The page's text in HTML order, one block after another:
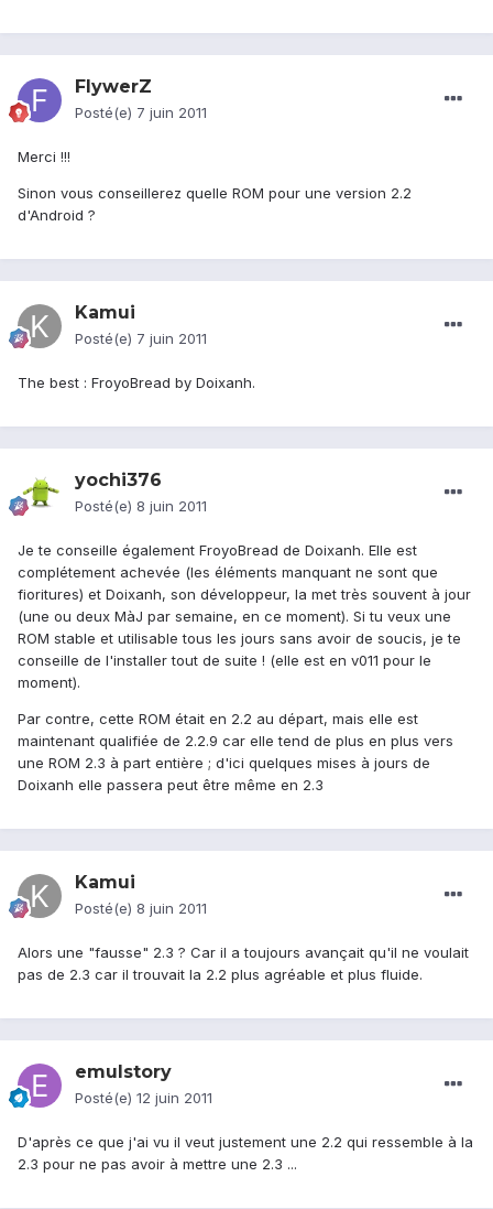
FlywerZ
Posté(e) 7 juin 2011
Merci !!!
Sinon vous conseillerez quelle ROM pour une version 2.2
d'Android ?
Kamui
Posté(e) 7 juin 2011
The best : FroyoBread by Doixanh.
yochi376
Posté(e) 8 juin 2011
Je te conseille également FroyoBread de Doixanh. Elle est
complétement achevée (les éléments manquant ne sont que
fioritures) et Doixanh, son développeur, la met très souvent à jour
(une ou deux MàJ par semaine, en ce moment). Si tu veux une
ROM stable et utilisable tous les jours sans avoir de soucis, je te
conseille de l'installer tout de suite ! (elle est en v011 pour le
moment).
Par contre, cette ROM était en 2.2 au départ, mais elle est
maintenant qualifiée de 2.2.9 car elle tend de plus en plus vers
une ROM 2.3 à part entière ; d'ici quelques mises à jours de
Doixanh elle passera peut être même en 2.3
Kamui
Posté(e) 8 juin 2011
Alors une "fausse" 2.3 ? Car il a toujours avançait qu'il ne voulait
pas de 2.3 car il trouvait la 2.2 plus agréable et plus fluide.
emulstory
Posté(e) 12 juin 2011
D'après ce que j'ai vu il veut justement une 2.2 qui ressemble à la
2.3 pour ne pas avoir à mettre une 2.3 ...